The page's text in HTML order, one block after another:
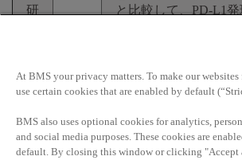
研
と比較して、PD-L1
（mNSCLC）患者の
アウトカムを示しま
ボとヤーボイの併用
法と比較して、主要
群において、2倍近い
ました。
At BMS your privacy matters. To make our
use certain cookies that are enabled by default
BMS also uses optional cookies for analytics,
and social media purposes. These cookies are
default. By closing this window or clicking "Accept